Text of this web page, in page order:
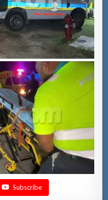
Subscribe